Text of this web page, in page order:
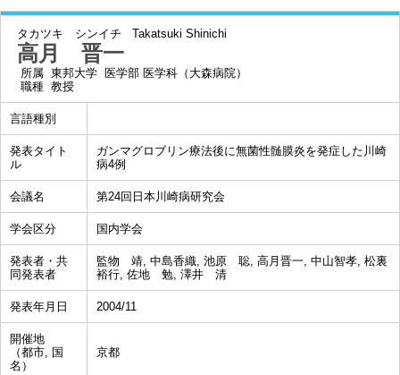
タカツキ シンイチ Takatsuki Shinichi
高月 晋一
所属 東邦大学 医学部 医学科（大森病院）
職種 教授
言語種別
発表タイト
ル
ガンマグロブリン療法後に無菌性髄膜炎を発症した川崎
病4例
会議名 第24回日本川崎病研究会
学会区分 国内学会
発表者・共
同発表者
監物 靖, 中島香織, 池原 聡, 高月晋一, 中山智孝, 松裏
裕行, 佐地 勉, 澤井 清
発表年月日 2004/11
開催地
（都市, 国
名）
京都